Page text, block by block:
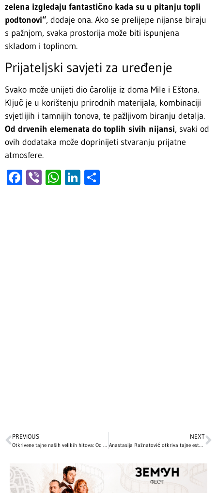
zelena izgledaju fantastično kada su u pitanju topli
podtonovi“, dodaje ona. Ako se prelijepe nijanse biraju
s pažnjom, svaka prostorija može biti ispunjena
skladom i toplinom.
Prijateljski savjeti za uređenje
Svako može unijeti dio čarolije iz doma Mile i Eštona.
Ključ je u korištenju prirodnih materijala, kombinaciji
svjetlijih i tamnijih tonova, te pažljivom biranju detalja.
Od drvenih elemenata do toplih sivih nijansi, svaki od
ovih dodataka može doprinijeti stvaranju prijatne
atmosfere.
Facebook
ViberWhatsApp
LinkedIn
PREVIOUS
Otkrivene tajne naših velikih hitova: Od “Tuge iz Poršea” do “Save i Dunava”
NEXT
Anastasija Ražnatović otkriva tajne estetskih korekcija: Kako je promijenila svoj izgled?